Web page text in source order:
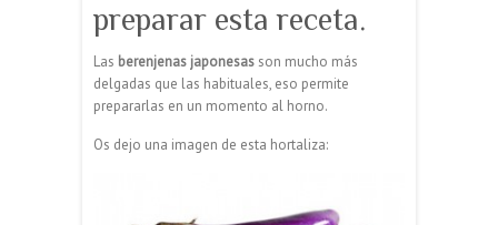
preparar esta receta.
Las berenjenas japonesas son mucho más
delgadas que las habituales, eso permite
prepararlas en un momento al horno.
Os dejo una imagen de esta hortaliza: